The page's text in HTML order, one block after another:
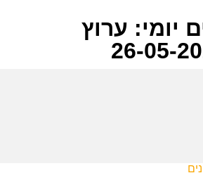
יומי: ערוץ